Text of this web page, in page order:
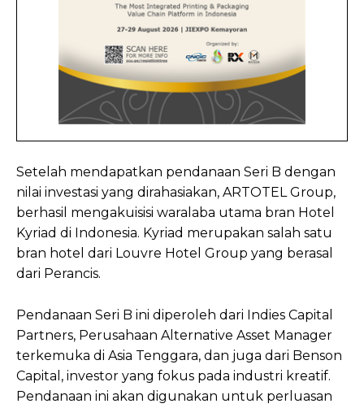
Setelah mendapatkan pendanaan Seri B dengan
nilai investasi yang dirahasiakan, ARTOTEL Group,
berhasil mengakuisisi waralaba utama bran Hotel
Kyriad di Indonesia. Kyriad merupakan salah satu
bran hotel dari Louvre Hotel Group yang berasal
dari Perancis.
Pendanaan Seri B ini diperoleh dari Indies Capital
Partners, Perusahaan Alternative Asset Manager
terkemuka di Asia Tenggara, dan juga dari Benson
Capital, investor yang fokus pada industri kreatif.
Pendanaan ini akan digunakan untuk perluasan